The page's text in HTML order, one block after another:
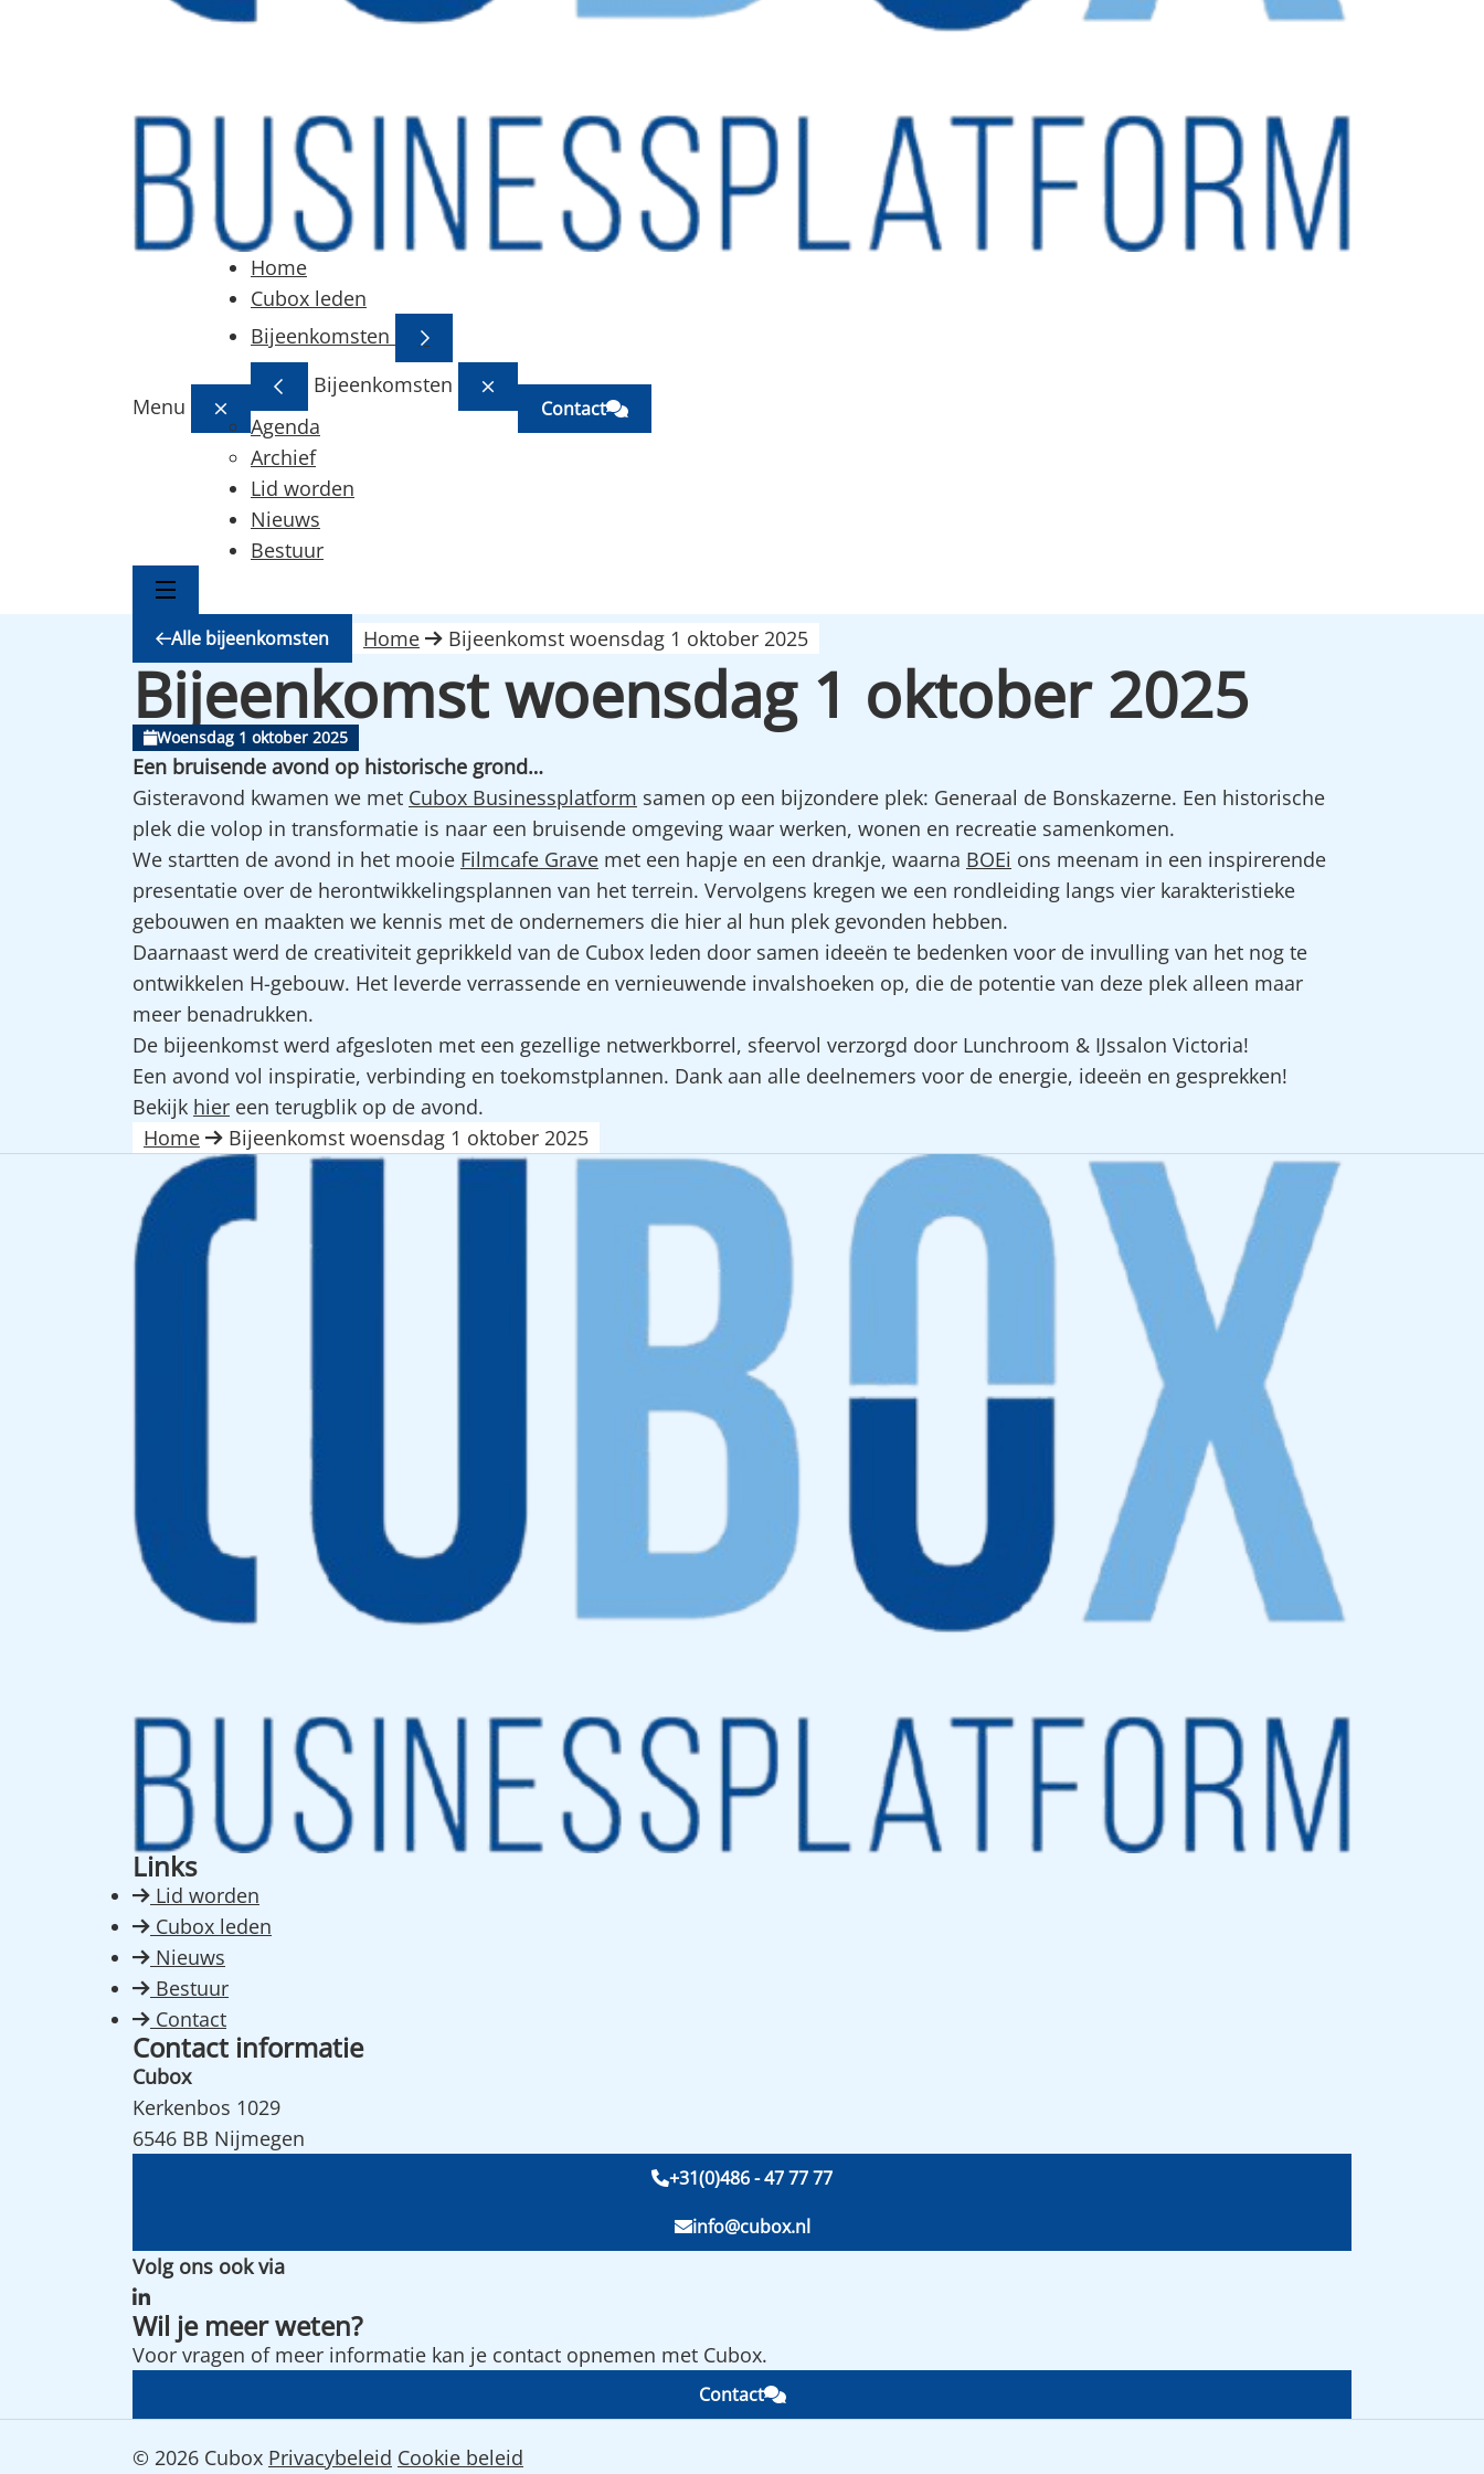
Menu
Home
Cubox leden
Bijeenkomsten
Bijeenkomsten
Agenda
Archief
Lid worden
Nieuws
Bestuur
Contact
Alle bijeenkomsten Home Bijeenkomst woensdag 1 oktober 2025
Bijeenkomst woensdag 1 oktober 2025
Woensdag 1 oktober 2025
Een bruisende avond op historische grond…
Gisteravond kwamen we met Cubox Businessplatform samen op een bijzondere plek: Generaal de Bonskazerne. Een historische
plek die volop in transformatie is naar een bruisende omgeving waar werken, wonen en recreatie samenkomen.
We startten de avond in het mooie Filmcafe Grave met een hapje en een drankje, waarna BOEi ons meenam in een inspirerende
presentatie over de herontwikkelingsplannen van het terrein. Vervolgens kregen we een rondleiding langs vier karakteristieke
gebouwen en maakten we kennis met de ondernemers die hier al hun plek gevonden hebben.
Daarnaast werd de creativiteit geprikkeld van de Cubox leden door samen ideeën te bedenken voor de invulling van het nog te
ontwikkelen H-gebouw. Het leverde verrassende en vernieuwende invalshoeken op, die de potentie van deze plek alleen maar
meer benadrukken.
De bijeenkomst werd afgesloten met een gezellige netwerkborrel, sfeervol verzorgd door Lunchroom & IJssalon Victoria!
Een avond vol inspiratie, verbinding en toekomstplannen. Dank aan alle deelnemers voor de energie, ideeën en gesprekken!
Bekijk hier een terugblik op de avond.
Home
Bijeenkomst woensdag 1 oktober 2025
Links
Lid worden
Cubox leden
Nieuws
Bestuur
Contact
Contact informatie
Cubox
Kerkenbos 1029
6546 BB Nijmegen
+31(0)486 - 47 77 77
info@cubox.nl
Volg ons ook via
Wil je meer weten?
Voor vragen of meer informatie kan je contact opnemen met Cubox.
Contact
© 2026 Cubox Privacybeleid Cookie beleid